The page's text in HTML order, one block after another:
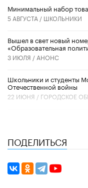
Минимальный набор
5 АВГУСТА / ШКОЛЬНИКИ
Вышел в свет новый
«Образовательная
3 ИЮЛЯ / АНОНС
Школьники и студенты
Отечественной войны
22 ИЮНЯ / ГОРОДСКОЕ
ПОДЕЛИТЬСЯ